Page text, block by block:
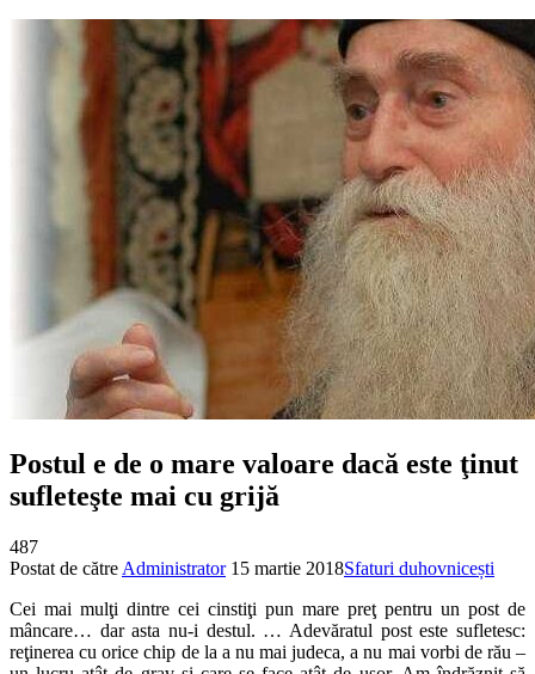
Postul e de o mare valoare dacă este ţinut
sufleteşte mai cu grijă
487
Postat de către Administrator 15 martie 2018Sfaturi duhovnicești
Cei mai mulţi dintre cei cinstiţi pun mare preţ pentru un post de
mâncare… dar asta nu-i destul. … Adevăratul post este sufletesc:
reţinerea cu orice chip de la a nu mai judeca, a nu mai vorbi de rău –